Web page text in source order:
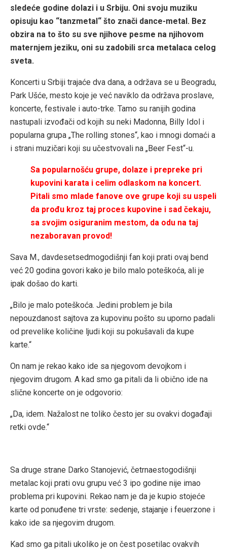
sledeće godine dolazi i u Srbiju. Oni svoju muziku
opisuju kao “tanzmetal“ što znači dance-metal. Bez
obzira na to što su sve njihove pesme na njihovom
maternjem jeziku, oni su zadobili srca metalaca celog
sveta.
Koncerti u Srbiji trajaće dva dana, a održava se u Beogradu,
Park Ušće, mesto koje je već naviklo da održava proslave,
koncerte, festivale i auto-trke. Tamo su ranijih godina
nastupali izvođači od kojih su neki Madonna, Billy Idol i
popularna grupa „The rolling stones“, kao i mnogi domaći a
i strani muzičari koji su učestvovali na „Beer Fest“-u.
Sa popularnošću grupe, dolaze i prepreke pri
kupovini karata i celim odlaskom na koncert.
Pitali smo mlade fanove ove grupe koji su uspeli
da prođu kroz taj proces kupovine i sad čekaju,
sa svojim osiguranim mestom, da odu na taj
nezaboravan provod!
Sava M., davdesetsedmogodišnji fan koji prati ovaj bend
već 20 godina govori kako je bilo malo poteškoća, ali je
ipak došao do karti.
„Bilo je malo poteškoća. Jedini problem je bila
nepouzdanost sajtova za kupovinu pošto su uporno padali
od prevelike količine ljudi koji su pokušavali da kupe
karte.“
On nam je rekao kako ide sa njegovom devojkom i
njegovim drugom. A kad smo ga pitali da li obično ide na
slične koncerte on je odgovorio:
„Da, idem. Nažalost ne toliko često jer su ovakvi događaji
retki ovde.“
Sa druge strane Darko Stanojević, četrnaestogodišnji
metalac koji prati ovu grupu već 3 ipo godine nije imao
problema pri kupovini. Rekao nam je da je kupio stojeće
karte od ponuđene tri vrste: sedenje, stajanje i feuerzone i
kako ide sa njegovim drugom.
Kad smo ga pitali ukoliko je on čest posetilac ovakvih